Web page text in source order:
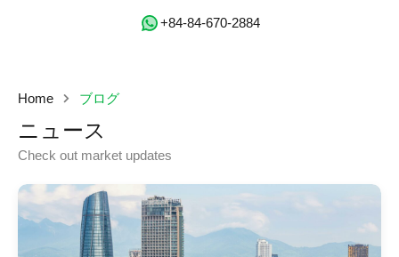
‭+84-84-670-2884‬
Home ブログ
ニュース
Check out market updates